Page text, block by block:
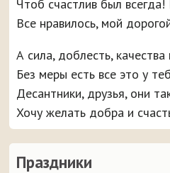
Праздники
Чтоб счастлив был
Все нравилось, мой
А сила, доблесть,
Без меры есть все это у
Десантники, друзья, они
Хочу желать добра и